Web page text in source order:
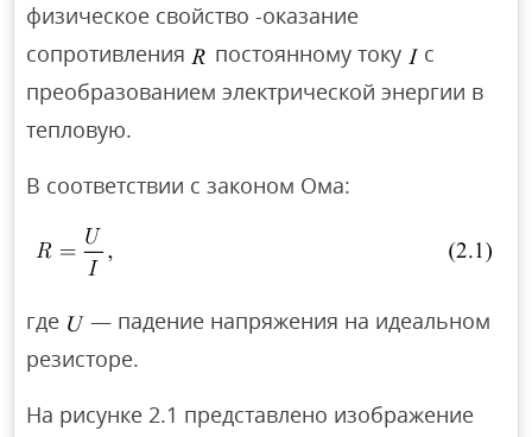
физическое свойство -оказание
сопротивления
постоянному току
с
преобразованием электрической энергии в
тепловую.
В соответствии с законом Ома:
где
— падение напряжения на идеальном
резисторе.
На рисунке 2.1 представлено изображение